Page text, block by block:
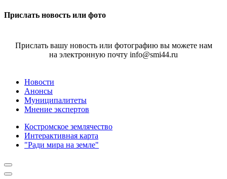
Прислать новость или фото
Прислать вашу новость или фотографию вы можете нам
на электронную почту info@smi44.ru
Новости
Анонсы
Муниципалитеты
Мнение экспертов
Костромское землячество
Интерактивная карта
"Ради мира на земле"